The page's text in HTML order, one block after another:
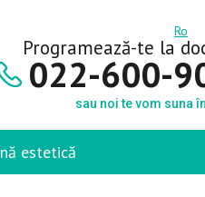
Ro
Programează-te la
022-600-
sau noi te vom suna
estetică